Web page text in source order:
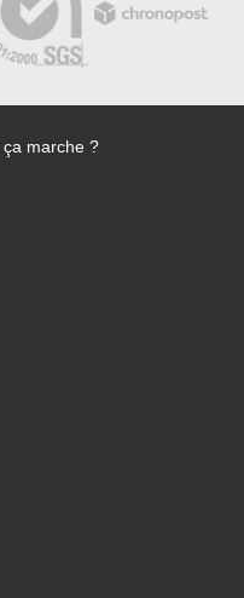
marche ?